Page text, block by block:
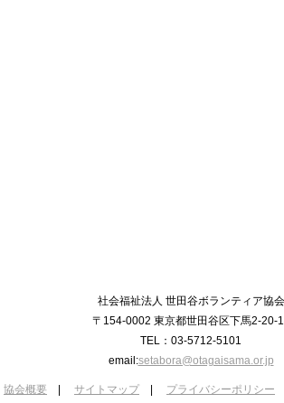
社会福祉法人 世田谷ボランティア協会
〒154-0002 東京都世田谷区下馬2-20-
TEL：03-5712-5101
email:setabora@otagaisama.or.jp
協会概要 サイトマップ プライバシーポリシー